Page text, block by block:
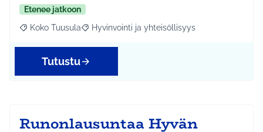
Etenee jatkoon
Rajaa tulokset aihepiirin mukaan: Koko Tuusula
Koko Tuusula Rajaa tulokset teeman mukaan: Hyvinvointi ja
Hyvinvointi ja yhteisöllisyys
Tutustu
Runonlausuntaa Hyvän